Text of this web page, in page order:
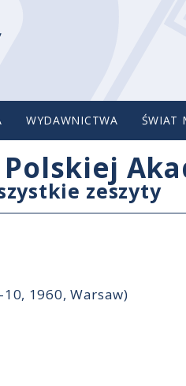
WYDAWNICTWA ŚWIAT
zeszyty
1960, Warsaw)